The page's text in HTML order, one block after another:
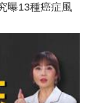
曝13種癌症風